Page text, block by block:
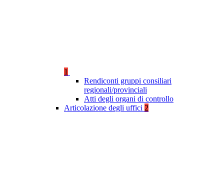
1
Rendiconti gruppi consiliari
regionali/provinciali
Atti degli organi di controllo
Articolazione degli uffici 2